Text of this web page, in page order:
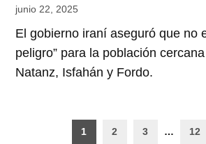
junio 22, 2025
El gobierno iraní aseguró que no
peligro” para la población
Natanz, Isfahán y Fordo.
Paginación
1 2 3 … 12